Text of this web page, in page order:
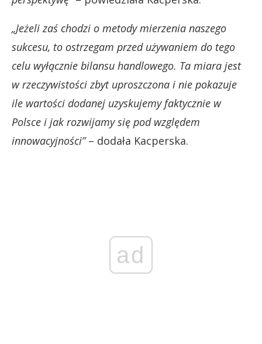
„Jeżeli zaś chodzi o metody mierzenia naszego
sukcesu, to ostrzegam przed używaniem do tego
celu wyłącznie bilansu handlowego. Ta miara jest
w rzeczywistości zbyt uproszczona i nie pokazuje
ile wartości dodanej uzyskujemy faktycznie w
Polsce i jak rozwijamy się pod względem
innowacyjności”– dodała Kacperska.
ad